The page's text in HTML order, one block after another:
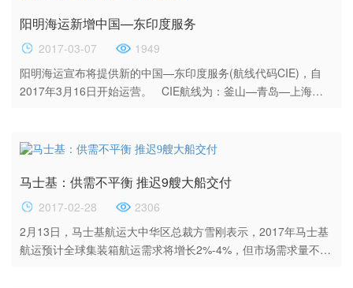
量在上升，国内的需求明显增长；二是高新技术产品、制成品明
显快速...
阳明海运新增中国—东印度服务
2017-03-07
1949
阳明海运宣布将提供新的中国—东印度服务(航线代码CIE)，自
2017年3月16日开始运营。 CIE航线为：釜山—青岛—上海—
基斯坦市场提供另外五条航线，详情如下： CIX航线挂港:新港
巴生港—新加坡—新港； WIN航...
马士基：供需不平衡 推迟9艘大船交付
2017-02-28
2306
2月13日，马士基航运大中华区总裁方雪刚表示，2017年马士基
航运预计全球集装箱航运需求将增长2%-4%，但市场需求量不会